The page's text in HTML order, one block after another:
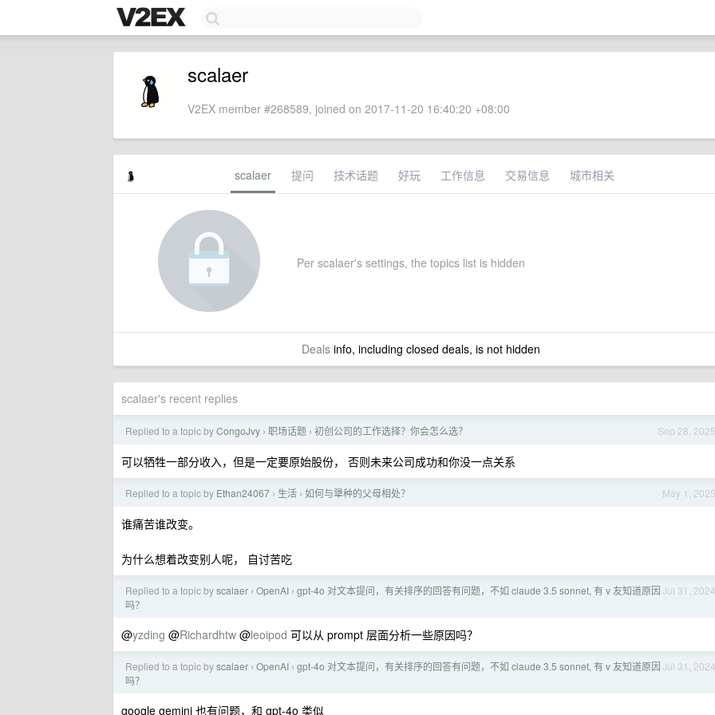
scalaer
V2EX member #268589, joined on 2017-11-20 16:40:20 +08:00
scalaer 提问 技术话题 好玩 工作信息 交易信息 城市相关
Per scalaer's settings, the topics list is hidden
Dealsinfo, including closed deals, is not hidden
scalaer's recent replies
Sep 28, 2025
Replied to a topic byCongoJvy › 职场话题 › 初创公司的工作选择？你会怎么选？
可以牺牲一部分收入，但是一定要原始股份， 否则未来公司成功和你没一点关系
May 1, 2025
Replied to a topic by Ethan24067 › 生活 › 如何与犟种的父母相处？
谁痛苦谁改变。
为什么想着改变别人呢， 自讨苦吃
Jul 31, 2024
Replied to a topic byscalaer › OpenAI › gpt-4o 对文本提问，有关排序的回答有问题，不如 claude 3.5 sonnet, 有 v 友知道原因
吗？
@yzding @Richardhtw @leoipod 可以从 prompt 层面分析一些原因吗？
Jul 31, 2024
Replied to a topic byscalaer › OpenAI › gpt-4o 对文本提问，有关排序的回答有问题，不如 claude 3.5 sonnet, 有 v 友知道原因
吗？
google gemini 也有问题，和 gpt-4o 类似